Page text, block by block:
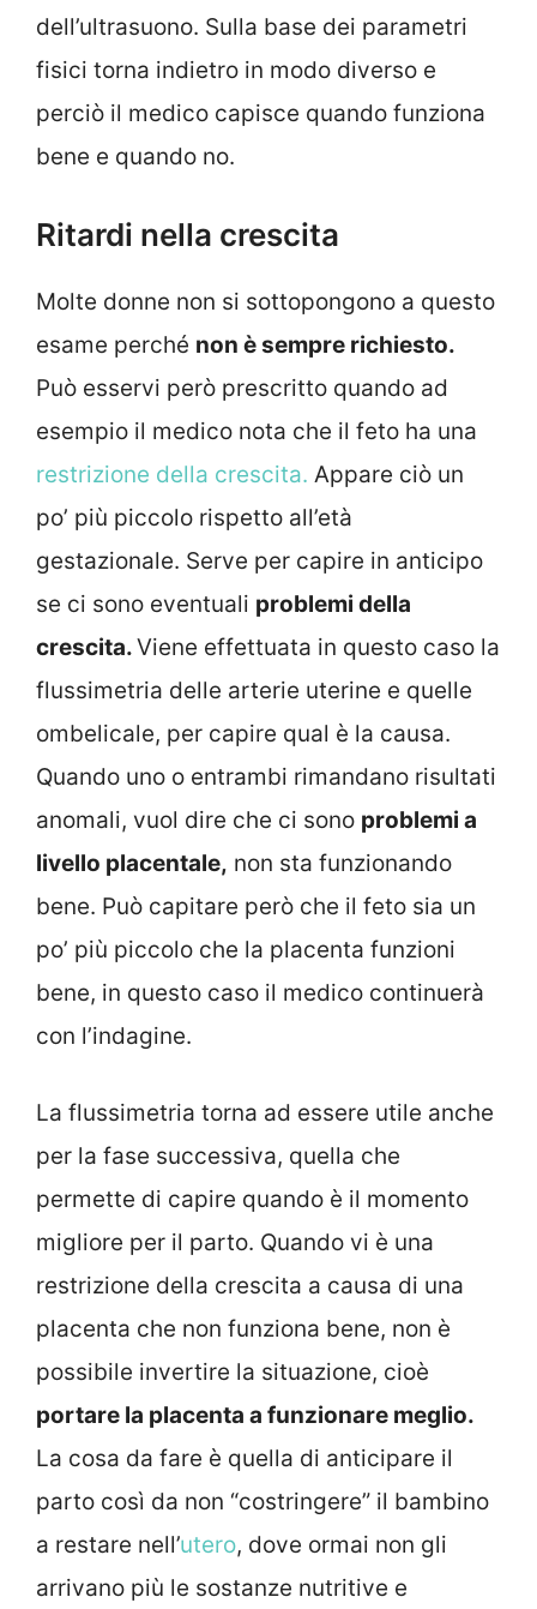
dell’ultrasuono. Sulla base dei parametri
fisici torna indietro in modo diverso e
perciò il medico capisce quando funziona
bene e quando no.
Ritardi nella crescita
Molte donne non si sottopongono a questo
esame perché non è sempre richiesto.
Può esservi però prescritto quando ad
esempio il medico nota che il feto ha una
restrizione della crescita. Appare ciò un
po’ più piccolo rispetto all’età
gestazionale. Serve per capire in anticipo
se ci sono eventuali problemi della
crescita.Viene effettuata in questo caso la
flussimetria delle arterie uterine e quelle
ombelicale, per capire qual è la causa.
Quando uno o entrambi rimandano risultati
anomali, vuol dire che ci sono problemi a
livello placentale, non sta funzionando
bene. Può capitare però che il feto sia un
po’ più piccolo che la placenta funzioni
bene, in questo caso il medico continuerà
con l’indagine.
La flussimetria torna ad essere utile anche
per la fase successiva, quella che
permette di capire quando è il momento
migliore per il parto. Quando vi è una
restrizione della crescita a causa di una
placenta che non funziona bene, non è
possibile invertire la situazione, cioè
portare la placenta a funzionare meglio.
La cosa da fare è quella di anticipare il
parto così da non “costringere” il bambino
a restare nell’utero, dove ormai non gli
arrivano più le sostanze nutritive e